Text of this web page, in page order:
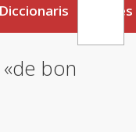
Diccionaris Eines
bon